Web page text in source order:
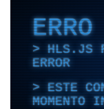
HLS.JS
ERROR
ESTE
MOMENTO